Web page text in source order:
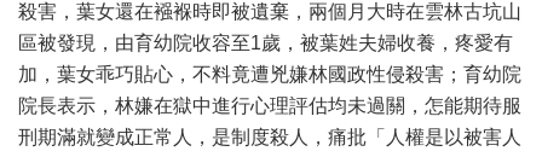
殺害，葉女還在襁褓時即被遺棄，兩個月大時在雲林古坑山
區被發現，由育幼院收容至1歲，被葉姓夫婦收養，疼愛有
加，葉女乖巧貼心，不料竟遭兇嫌林國政性侵殺害；育幼院
院長表示，林嫌在獄中進行心理評估均未過關，怎能期待服
刑期滿就變成正常人，是制度殺人，痛批「人權是以被害人